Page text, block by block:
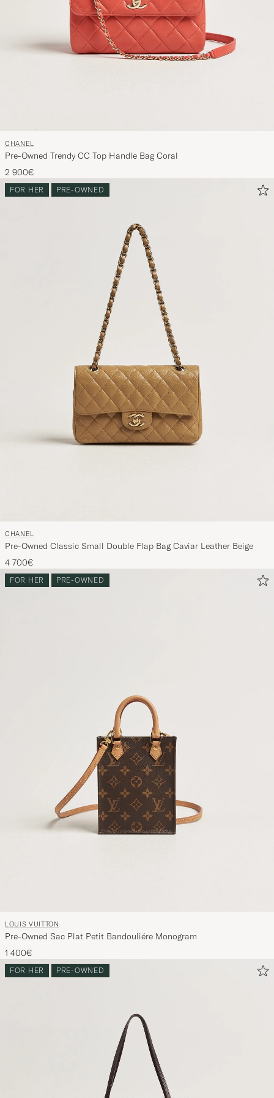
Ihrem
Stil
CHANEL
Pre-Owned Trendy CC Top Handle Bag Coral
2 900€
FOR HER PRE-OWNED
CHANEL
Pre-Owned Classic Small Double Flap Bag Caviar Leather Beige
4 700€
FOR HER PRE-OWNED
LOUIS VUITTON
Pre-Owned Sac Plat Petit Bandouliére Monogram
1 400€
FOR HER PRE-OWNED